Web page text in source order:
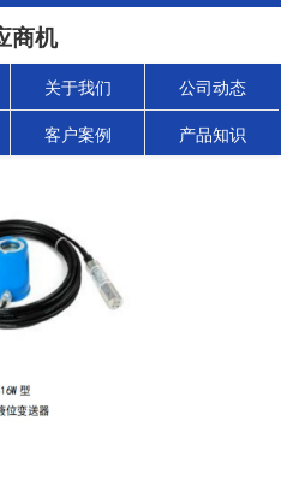
商机
关于我们 公司动态
客户案例 产品知识